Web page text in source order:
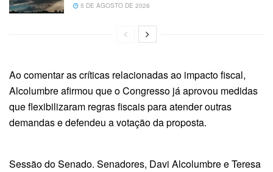
5 DE AGOSTO DE 2026
Ao comentar as críticas relacionadas ao impacto fiscal,
Alcolumbre afirmou que o Congresso já aprovou medidas
que flexibilizaram regras fiscais para atender outras
demandas e defendeu a votação da proposta.
Sessão do Senado. Senadores, Davi Alcolumbre e Teresa